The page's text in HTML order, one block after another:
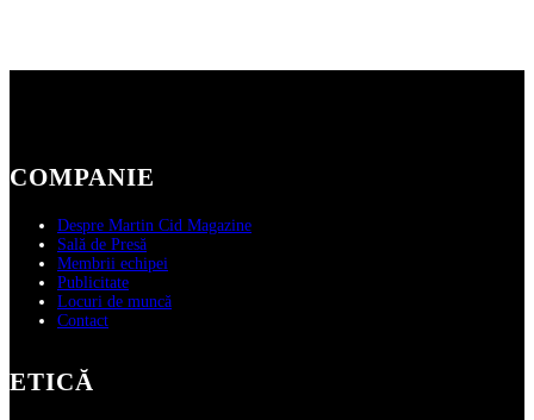
COMPANIE
Despre Martin Cid Magazine
Sală de Presă
Membrii echipei
Publicitate
Locuri de muncă
Contact
ETICĂ